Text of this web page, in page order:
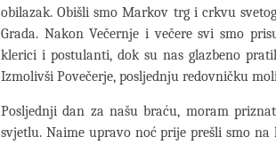
obilazak. Obišli smo Markov trg i crkvu
Grada. Nakon Večernje i večere svi smo
klerici i postulanti, dok su nas glazbeno
Izmolivši Povečerje, posljednju redovničku
Posljednji dan za našu braću, moram
svjetlu. Naime upravo noć prije prešli smo